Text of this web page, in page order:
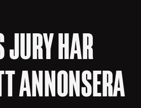
HAR
ANNONSERA